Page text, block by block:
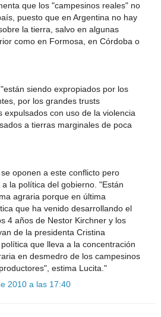
que los "campesinos reales" no
puesto que en Argentina no hay
la tierra, salvo en algunas
como en Formosa, en Córdoba o
siendo expropiados por los
por los grandes trusts
expulsados con uso de la violencia
a tierras marginales de poca
oponen a este conflicto pero
la política del gobierno. "Están
agraria porque en última
que ha venido desarrollando el
4 años de Nestor Kirchner y los
de la presidenta Cristina
que lleva a la concentración
en desmedro de los campesinos
estima Lucita."
2010 a las 17:40